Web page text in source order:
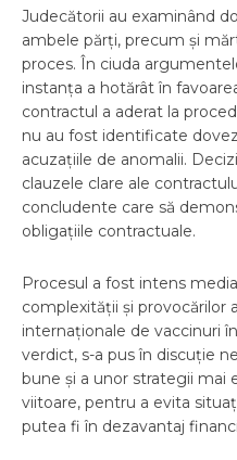
Judecătorii au examinând
ambele părți, precum și
proces. În ciuda
instanța a hotărât în
contractul a aderat la
nu au fost identificate
acuzațiile de anomalii.
clauzele clare ale
concludente care să
obligațiile contractuale.
Procesul a fost intens
complexității și provocărilor
internaționale de vaccinuri
verdict, s-a pus în discuție
bune și a unor strategii mai
viitoare, pentru a evita
putea fi în dezavantaj